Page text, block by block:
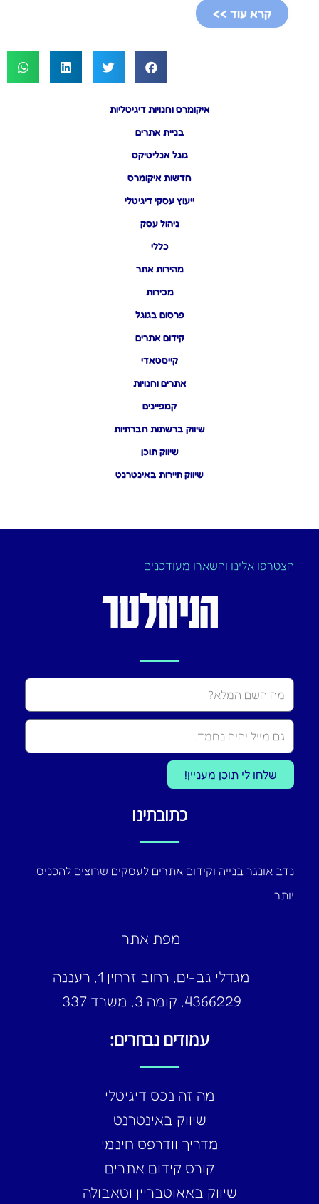
איקומרס וחנויות דיגיטליות
בניית אתרים
גוגל אנליטיקס
חדשות איקומרס
ייעוץ עסקי דיגיטלי
ניהול עסק
כללי
מהירות אתר
מכירות
פרסום בגוגל
קידום אתרים
קייסטאדי
אתרים וחנויות
קמפיינים
שיווק ברשתות חברתיות
שיווק תוכן
שיווק תיירות באינטרנט
קרא עוד >>
עמודים נבחרים:
מה זה נכס דיגיטלי
שיווק באינטרנט
מדריך וודרפס חינמי
קורס קידום אתרים
שיווק באאוטבריין וטאבולה
כתובתינו
נדב אונגר בנייה וקידום אתרים לעסקים שרוצים להכניס
יותר.
מפת אתר
מגדלי גב-ים, רחוב זרחין 1, רעננה
4366229, קומה 3, משרד 337
הצטרפו אלינו והשארו מעודכנים
הניוזלטר
Name
שלחו לי תוכן מעניין!